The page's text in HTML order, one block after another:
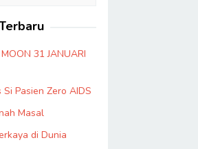
31 JANUARI
Pasien Zero AIDS
Masal
di Dunia